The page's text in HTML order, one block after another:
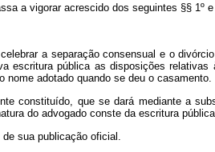
a vigorar acrescido dos seguintes §§ 1º e
a separação consensual e o
escritura pública as disposições
adotado quando se deu o casamento.
constituído, que se dará mediante a
do advogado conste da escritura
sua publicação oficial.